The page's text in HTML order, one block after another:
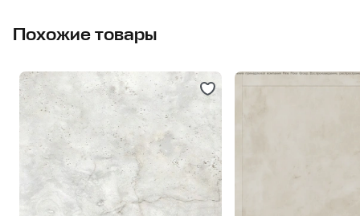
Похожие товары